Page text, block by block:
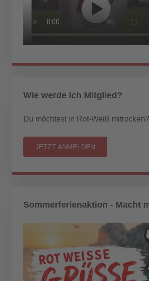
Wie werde ich Mitglied?
Du möchtest in Rot-Weiß mitrocken?
JETZT ANMELDEN
Sommerferienaktion - Macht